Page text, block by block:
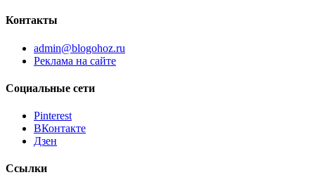
Контакты
admin@blogohoz.ru
Реклама на сайте
Социальные сети
Pinterest
ВКонтакте
Дзен
Ссылки